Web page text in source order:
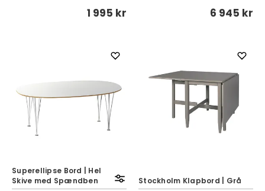
1 995 kr 6 945 kr
Superellipse Bord | Hel
Skive med Spændben
Stockholm Klapbord | Grå